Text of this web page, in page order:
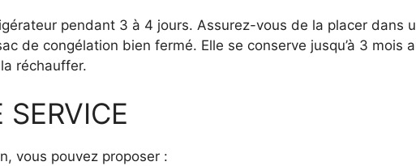
pendant 3 à 4 jours. Assurez-vous de la placer dans
de congélation bien fermé. Elle se conserve jusqu’à 3 mois
réchauffer.
vous pouvez proposer :